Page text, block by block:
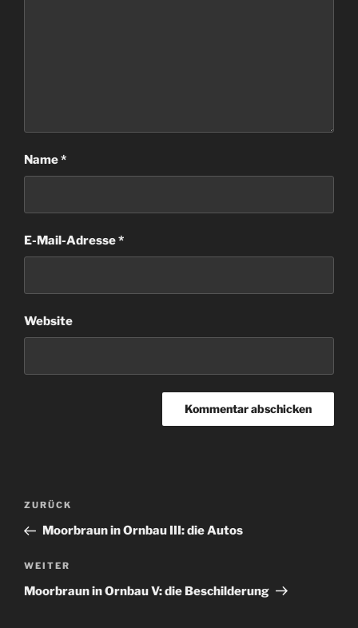
Name*
E-Mail-Adresse*
Website
Beitragsnavigation
Vorheriger
Beitrag
ZURÜCK
Moorbraun in Ornbau III: die Autos
Nächster
Beitrag
WEITER
Moorbraun in Ornbau V: die Beschilderung